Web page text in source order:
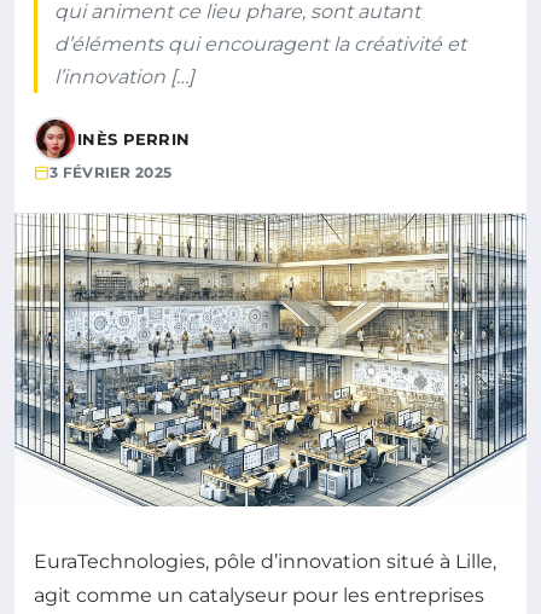
qui animent ce lieu phare, sont autant
d’éléments qui encouragent la créativité et
l’innovation […]
INÈS PERRIN
3 FÉVRIER 2025
EuraTechnologies, pôle d’innovation situé à Lille,
agit comme un catalyseur pour les entreprises